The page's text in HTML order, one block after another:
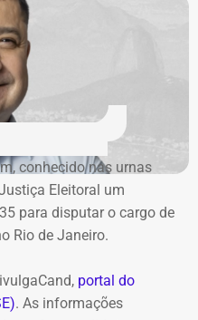
multado
governador seja
condenação. Segundo os
à Justiça, o
fixado em R$
2,55 bilhões. O MP ainda
e R$ 11,9 milhões por
conhecido nas urnas
Eleitoral um
para disputar o cargo de
Rio de Janeiro.
portal do
. As informações